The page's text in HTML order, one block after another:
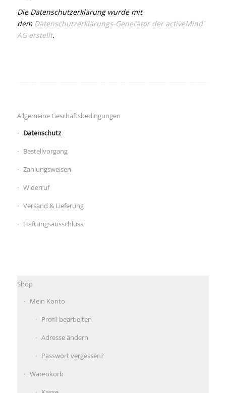
Die Datenschutzerklärung wurde mit
dem Datenschutzerklärungs-Generator der activeMind
AG erstellt.
Allgemeine Geschäftsbedingungen
Datenschutz
Bestellvorgang
Zahlungsweisen
Widerruf
Versand & Lieferung
Haftungsausschluss
Shop
Mein Konto
Profil bearbeiten
Adresse ändern
Passwort vergessen?
Warenkorb